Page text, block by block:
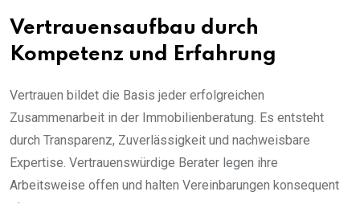
Vertrauensaufbau durch
Kompetenz und Erfahrung
Vertrauen bildet die Basis jeder erfolgreichen
Zusammenarbeit in der Immobilienberatung. Es entsteht
durch Transparenz, Zuverlässigkeit und nachweisbare
Expertise. Vertrauenswürdige Berater legen ihre
Arbeitsweise offen und halten Vereinbarungen konsequent